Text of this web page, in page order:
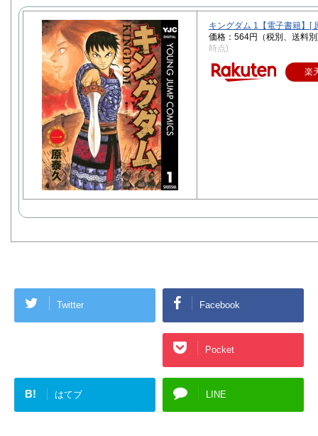
キングダム 1【電子書籍】[
価格：564円（税別、送料
時点)
楽
Twitter Facebook
Pocket
B! はてブ LINE